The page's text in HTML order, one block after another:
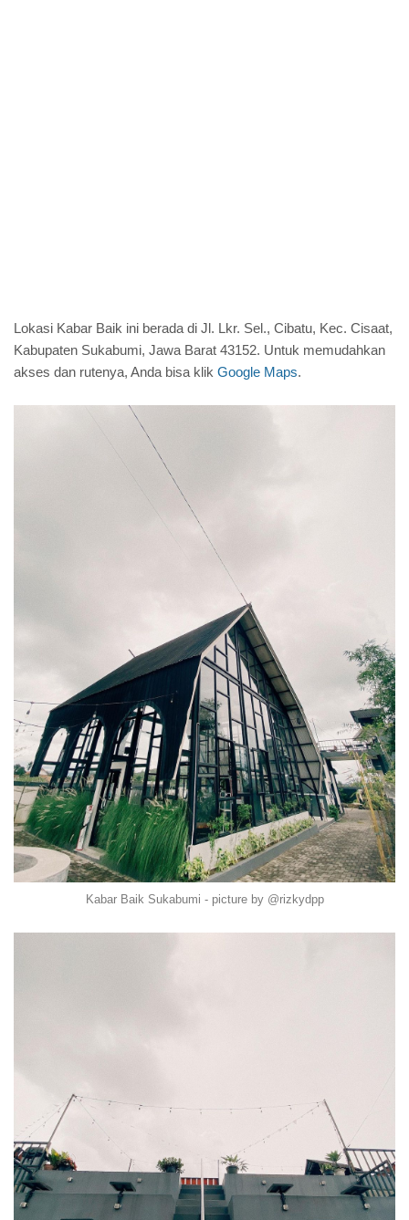
Lokasi Kabar Baik ini berada di Jl. Lkr. Sel., Cibatu, Kec. Cisaat,
Kabupaten Sukabumi, Jawa Barat 43152. Untuk memudahkan
akses dan rutenya, Anda bisa klik Google Maps.
Kabar Baik Sukabumi - picture by @rizkydpp